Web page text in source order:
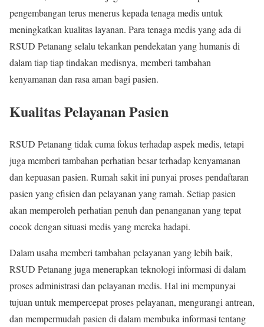
pengembangan terus menerus kepada tenaga medis untuk
meningkatkan kualitas layanan. Para tenaga medis yang ada di
RSUD Petanang selalu tekankan pendekatan yang humanis di
dalam tiap tiap tindakan medisnya, memberi tambahan
kenyamanan dan rasa aman bagi pasien.
Kualitas Pelayanan Pasien
RSUD Petanang tidak cuma fokus terhadap aspek medis, tetapi
juga memberi tambahan perhatian besar terhadap kenyamanan
dan kepuasan pasien. Rumah sakit ini punyai proses pendaftaran
pasien yang efisien dan pelayanan yang ramah. Setiap pasien
akan memperoleh perhatian penuh dan penanganan yang tepat
cocok dengan situasi medis yang mereka hadapi.
Dalam usaha memberi tambahan pelayanan yang lebih baik,
RSUD Petanang juga menerapkan teknologi informasi di dalam
proses administrasi dan pelayanan medis. Hal ini mempunyai
tujuan untuk mempercepat proses pelayanan, mengurangi antrean,
dan mempermudah pasien di dalam membuka informasi tentang